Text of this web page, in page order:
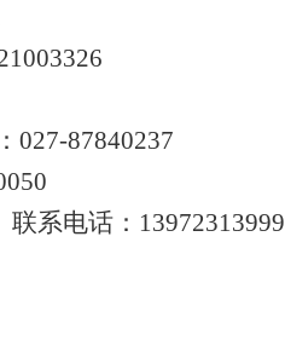
027-87840237
系电话： 13972313999